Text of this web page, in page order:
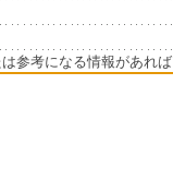
参考になる情報があれ